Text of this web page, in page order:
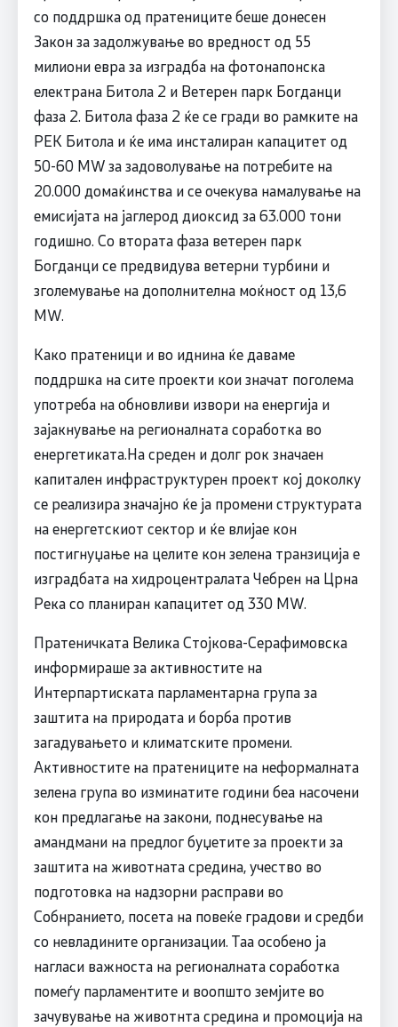
со поддршка од пратениците беше донесен
Закон за задолжување во вредност од 55
милиони евра за изградба на фотонапонска
електрана Битола 2 и Ветерен парк Богданци
фаза 2. Битола фаза 2 ќе се гради во рамките на
РЕК Битола и ќе има инсталиран капацитет од
50-60 MW за задоволување на потребите на
20.000 домаќинства и се очекува намалување на
емисијата на јаглерод диоксид за 63.000 тони
годишно. Со втората фаза ветерен парк
Богданци се предвидува ветерни турбини и
зголемување на дополнителна моќност од 13,6
MW.
Како пратеници и во иднина ќе даваме
поддршка на сите проекти кои значат поголема
употреба на обновливи извори на енергија и
зајакнување на регионалната соработка во
енергетиката.На среден и долг рок значаен
капитален инфраструктурен проект кој доколку
се реализира значајно ќе ја промени структурата
на енергетскиот сектор и ќе влијае кон
постигнуџање на целите кон зелена транзиција е
изградбата на хидроцентралата Чебрен на Црна
Река со планиран капацитет од 330 MW.
Пратеничката Велика Стојкова-Серафимовска
информираше за активностите на
Интерпартиската парламентарна група за
заштита на природата и борба против
загадувањето и климатските промени.
Активностите на пратениците на неформалната
зелена група во изминатите години беа насочени
кон предлагање на закони, поднесување на
амандмани на предлог буџетите за проекти за
заштита на животната средина, учество во
подготовка на надзорни расправи во
Собнранието, посета на повеќе градови и средби
со невладините организации. Таа особено ја
нагласи важноста на регионалната соработка
помеѓу парламентите и воопшто земјите во
зачувување на животнта средина и промоција на